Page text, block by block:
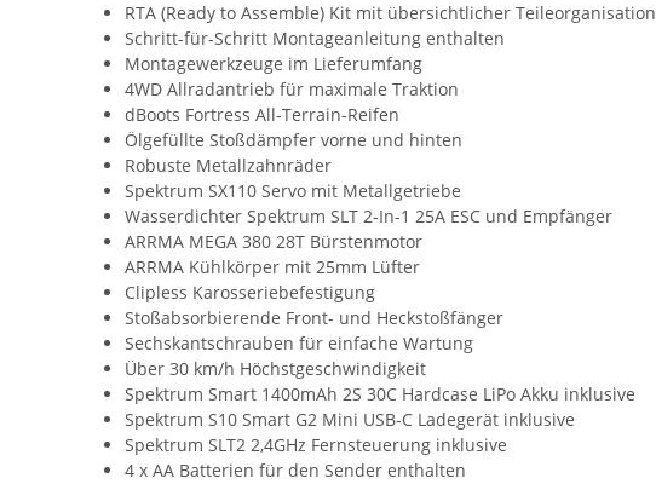
RTA (Ready to Assemble) Kit mit übersichtlicher Teileorganisation
Schritt-für-Schritt Montageanleitung enthalten
Montagewerkzeuge im Lieferumfang
4WD Allradantrieb für maximale Traktion
dBoots Fortress All-Terrain-Reifen
Ölgefüllte Stoßdämpfer vorne und hinten
Robuste Metallzahnräder
Spektrum SX110 Servo mit Metallgetriebe
Wasserdichter Spektrum SLT 2-In-1 25A ESC und Empfänger
ARRMA MEGA 380 28T Bürstenmotor
ARRMA Kühlkörper mit 25mm Lüfter
Clipless Karosseriebefestigung
Stoßabsorbierende Front- und Heckstoßfänger
Sechskantschrauben für einfache Wartung
Über 30 km/h Höchstgeschwindigkeit
Spektrum Smart 1400mAh 2S 30C Hardcase LiPo Akku inklusive
Spektrum S10 Smart G2 Mini USB-C Ladegerät inklusive
Spektrum SLT2 2,4GHz Fernsteuerung inklusive
4 x AA Batterien für den Sender enthalten